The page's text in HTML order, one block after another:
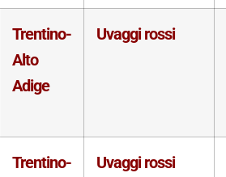
Trentino-
Alto
Adige
Uvaggi rossi
Trentino-
Uvaggi rossi